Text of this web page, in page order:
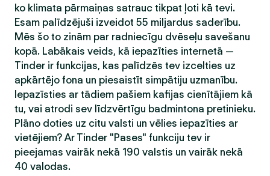
ko klimata pārmaiņas satrauc tikpat ļoti kā tevi.
Esam palīdzējuši izveidot 55 miljardus saderību.
Mēs šo to zinām par radniecīgu dvēseļu savešanu
kopā. Labākais veids, kā iepazīties internetā —
Tinder ir funkcijas, kas palīdzēs tev izcelties uz
apkārtējo fona un piesaistīt simpātiju uzmanību.
Iepazīsties ar tādiem pašiem kafijas cienītājiem kā
tu, vai atrodi sev līdzvērtīgu badmintona pretinieku.
Plāno doties uz citu valsti un vēlies iepazīties ar
vietējiem? Ar Tinder "Pases" funkciju tev ir
pieejamas vairāk nekā 190 valstis un vairāk nekā
40 valodas.